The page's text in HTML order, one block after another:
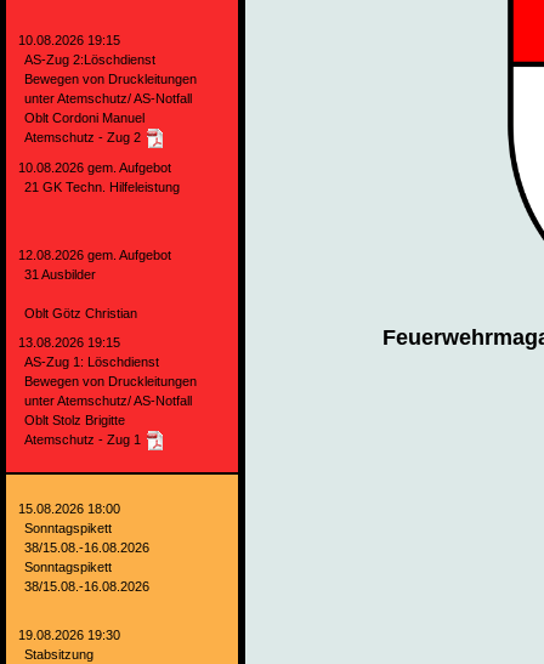
10.08.2026 19:15
AS-Zug 2:Löschdienst
Bewegen von Druckleitungen
unter Atemschutz/ AS-Notfall
Oblt Cordoni Manuel
Atemschutz - Zug 2
10.08.2026 gem. Aufgebot
21 GK Techn. Hilfeleistung
12.08.2026 gem. Aufgebot
31 Ausbilder
Oblt Götz Christian
13.08.2026 19:15
AS-Zug 1: Löschdienst
Bewegen von Druckleitungen
unter Atemschutz/ AS-Notfall
Oblt Stolz Brigitte
Atemschutz - Zug 1
15.08.2026 18:00
Sonntagspikett
38/15.08.-16.08.2026
Sonntagspikett
38/15.08.-16.08.2026
19.08.2026 19:30
Stabsitzung